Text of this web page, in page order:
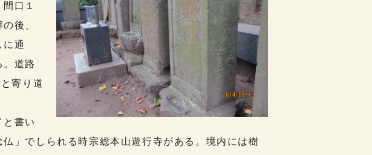
口１
後、
通
道路
寄り道
書い
」でしられる時宗総本山遊行寺がある。境内には樹